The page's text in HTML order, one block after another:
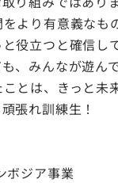
より有意義なも
役立つと確信し
、みんなが遊ん
とは、きっと未
張れ訓練生！
ボジア事業